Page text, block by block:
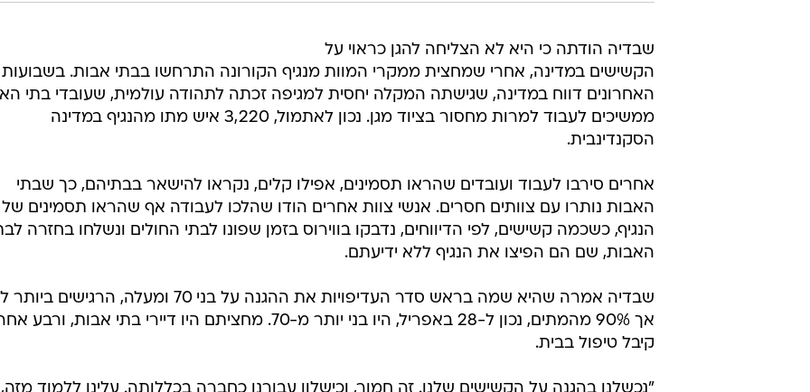
שבדיה הודתה כי היא לא הצליחה להגן כראוי על
הקשישים במדינה, אחרי שמחצית ממקרי המוות מנגיף הקורונה התרחשו בבתי אבות. בשבועות
האחרונים דווח במדינה, שגישתה המקלה יחסית למגיפה זכתה לתהודה עולמית, שעובדי בתי
ממשיכים לעבוד למרות מחסור בציוד מגן. נכון לאתמול, 3,220 איש מתו מהנגיף במדינה
הסקנדינבית.
אחרים סירבו לעבוד ועובדים שהראו תסמינים, אפילו קלים, נקראו להישאר בבתיהם, כך שבתי
האבות נותרו עם צוותים חסרים. אנשי צוות אחרים הודו שהלכו לעבודה אף שהראו תסמינים של
הנגיף, כשכמה קשישים, לפי הדיווחים, נדבקו בווירוס בזמן שפונו לבתי החולים ונשלחו בחזרה
האבות, שם הם הפיצו את הנגיף ללא ידיעתם.
שבדיה אמרה שהיא שמה בראש סדר העדיפויות את ההגנה על בני 70 ומעלה,
אך 90% מהמתים, נכון ל-28 באפריל, היו בני יותר מ-70. מחציתם היו דיירי בתי אבות, ורבע
קיבל טיפול בבית.
"נכשלנו בהגנה על הקשישים שלנו. זה חמור, וכישלון עבורנו כחברה בכללותה. עלינו ללמוד